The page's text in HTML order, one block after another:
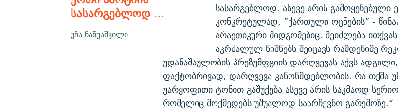
სასარგებლოდ...
უჩა ნანუაშვილი
სასარგებლოდ. ასევე არის გამოყენებული
კონკრეტულად, ”ქართული ოცნების” -
არაეთიკური მიდგომებიც. შეიძლება
აკრძალულ ნიშნებს შეიცავს რამდენიმე
უდანაშაულობის პრეზუმფციის დარღვევას აქვს
ფაქტობრივად, დარღვევა კანონმდებლობის. რა თქმა
უარყოფითი ტონით გაშუქება ასევე არის საკმაოდ
რომელიც მოქმედებს უშუალოდ საარჩევნო გარემოზე.“